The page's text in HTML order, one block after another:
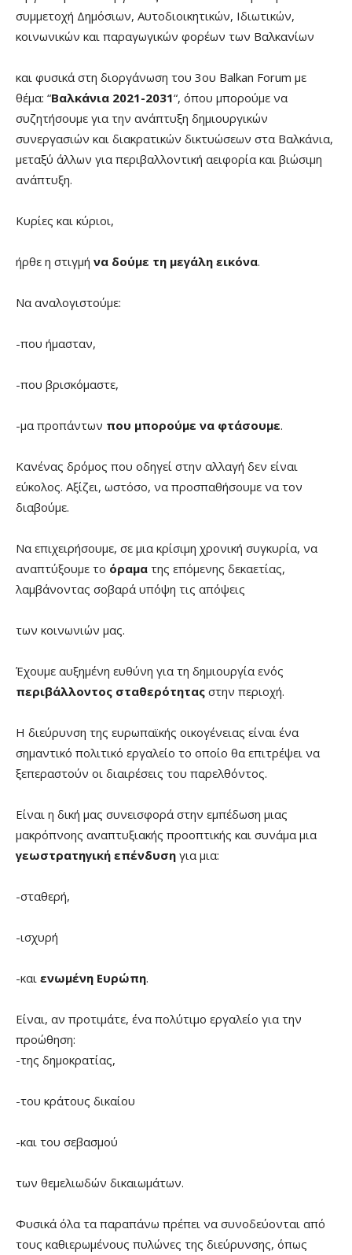
συμμετοχή Δημόσιων, Αυτοδιοικητικών, Ιδιωτικών,
κοινωνικών και παραγωγικών φορέων των Βαλκανίων
και φυσικά στη διοργάνωση του 3ου Balkan Forum με
θέμα: “Βαλκάνια 2021-2031“, όπου μπορούμε να
συζητήσουμε για την ανάπτυξη δημιουργικών
συνεργασιών και διακρατικών δικτυώσεων στα Βαλκάνια,
μεταξύ άλλων για περιβαλλοντική αειφορία και βιώσιμη
ανάπτυξη.
Κυρίες και κύριοι,
ήρθε η στιγμή να δούμε τη μεγάλη εικόνα.
Να αναλογιστούμε:
-που ήμασταν,
-που βρισκόμαστε,
-μα προπάντων που μπορούμε να φτάσουμε.
Kανένας δρόμος που οδηγεί στην αλλαγή δεν είναι
εύκολος. Αξίζει, ωστόσο, να προσπαθήσουμε να τον
διαβούμε.
Να επιχειρήσουμε, σε μια κρίσιμη χρονική συγκυρία, να
αναπτύξουμε το όραμα της επόμενης δεκαετίας,
λαμβάνοντας σοβαρά υπόψη τις απόψεις
των κοινωνιών μας.
Έχουμε αυξημένη ευθύνη για τη δημιουργία ενός
περιβάλλοντος σταθερότητας στην περιοχή.
Η διεύρυνση της ευρωπαϊκής οικογένειας είναι ένα
σημαντικό πολιτικό εργαλείο το οποίο θα επιτρέψει να
ξεπεραστούν οι διαιρέσεις του παρελθόντος.
Είναι η δική μας συνεισφορά στην εμπέδωση μιας
μακρόπνοης αναπτυξιακής προοπτικής και συνάμα μια
γεωστρατηγική επένδυση για μια:
-σταθερή,
-ισχυρή
-και ενωμένη Ευρώπη.
Είναι, αν προτιμάτε, ένα πολύτιμο εργαλείο για την
προώθηση:
-της δημοκρατίας,
-του κράτους δικαίου
-και του σεβασμού
των θεμελιωδών δικαιωμάτων.
Φυσικά όλα τα παραπάνω πρέπει να συνοδεύονται από
τους καθιερωμένους πυλώνες της διεύρυνσης, όπως